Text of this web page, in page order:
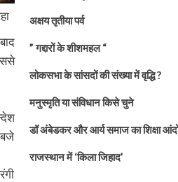
अक्षय तृतीया पर्व
” गद्दारों के शीशमहल “
लोकसभा के सांसदों की संख्या में वृद्धि ?
मनुस्मृति या संविधान किसे चुने
डॉ अंबेडकर और आर्य समाज का शिक्षा
राजस्थान में ‘किला जिहाद’